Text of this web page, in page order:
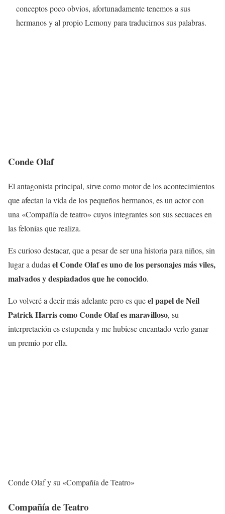
conceptos poco obvios, afortunadamente tenemos a sus
hermanos y al propio Lemony para traducirnos sus palabras.
Conde Olaf
El antagonista principal, sirve como motor de los acontecimientos
que afectan la vida de los pequeños hermanos, es un actor con
una «Compañía de teatro» cuyos integrantes son sus secuaces en
las felonías que realiza.
Es curioso destacar, que a pesar de ser una historia para niños, sin
lugar a dudasel Conde Olaf es uno de los personajes más viles,
malvados y despiadados que he conocido.
Lo volveré a decir más adelante pero es queel papel de Neil
Patrick Harris como Conde Olaf es maravilloso, su
interpretación es estupenda y me hubiese encantado verlo ganar
un premio por ella.
Conde Olaf y su «Compañía de Teatro»
Compañía de Teatro